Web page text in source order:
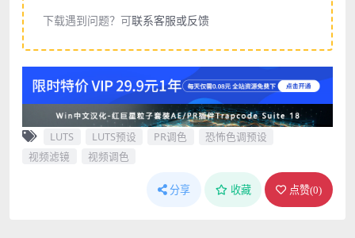
下载遇到问题？可联系客服或反馈
LUTS LUTS预设 PR调色
恐怖色调预设
视频滤镜
视频调色
分享 收藏 点赞(0)